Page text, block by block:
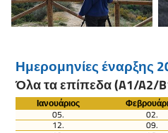
Ημερομηνίες έναρξης
Όλα τα επίπεδα (A1/A2/
Ιανουάριος
05.
02.
12. 09.